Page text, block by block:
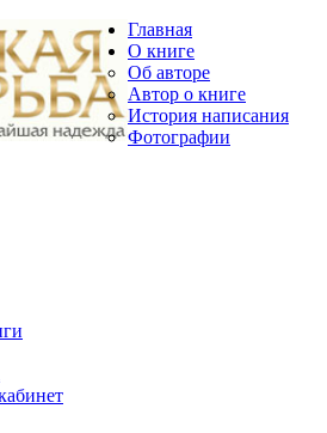
Главная
О книге
Об авторе
Автор о книге
История написания
Фотографии